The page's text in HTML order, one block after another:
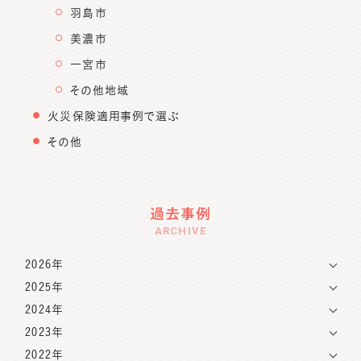
羽島市
美濃市
一宮市
その他地域
火災保険適用事例で選ぶ
その他
過去事例
ARCHIVE
2026年
2025年
2024年
2023年
2022年